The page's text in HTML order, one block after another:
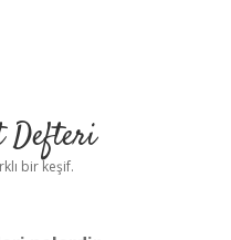
Defteri
bir keşif.